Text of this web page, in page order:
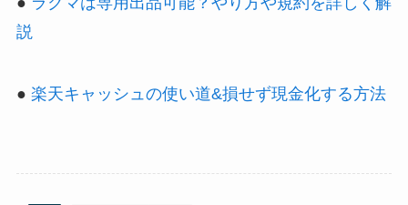
説
● 楽天キャッシュの使い道&損せず現金化する方法